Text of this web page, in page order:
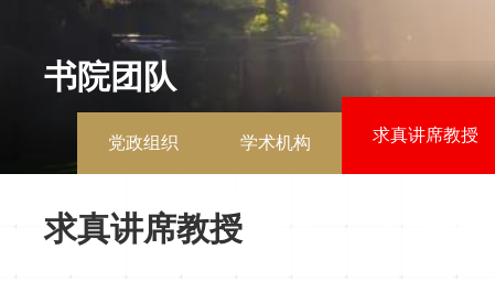
书院团队
党政组织 学术机构 求真讲席教授
求真讲席教授